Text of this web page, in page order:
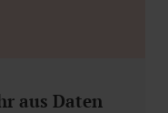
aus Daten